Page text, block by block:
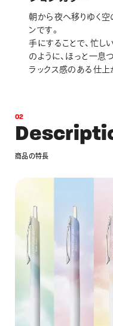
朝から夜へ移りゆく空
ンです。
手にすることで、忙し
のように、ほっと一息
ラックス感のある仕上
02
Descripti
商品の特長